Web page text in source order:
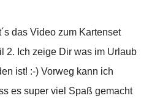
das Video zum Kartenset
2. Ich zeige Dir was im Urlaub
ist! :-) Vorweg kann ich
es super viel Spaß gemacht